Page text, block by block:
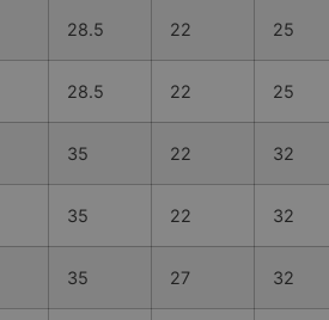
28.5 22 25
28.5 22 25
35 22 32
35 22 32
35 27 32